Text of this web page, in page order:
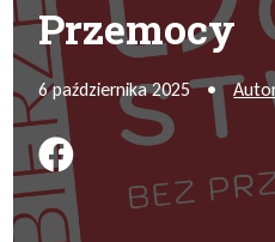
Przemocy
6 października 2025 •
Podziel